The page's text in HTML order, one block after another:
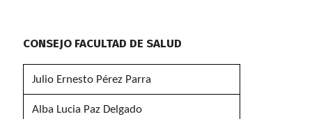
CONSEJO FACULTAD DE SALUD
Julio Ernesto Pérez Parra
Alba Lucia Paz Delgado